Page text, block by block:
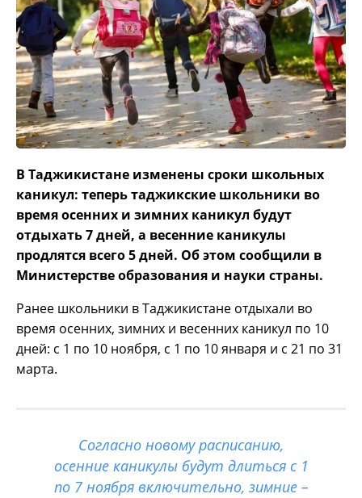
В Таджикистане изменены сроки школьных
каникул: теперь таджикские школьники во
время осенних и зимних каникул будут
отдыхать 7 дней, а весенние каникулы
продлятся всего 5 дней. Об этом сообщили в
Министерстве образования и науки страны.
Ранее школьники в Таджикистане отдыхали во
время осенних, зимних и весенних каникул по 10
дней: с 1 по 10 ноября, с 1 по 10 января и с 21 по 31
марта.
Согласно новому расписанию,
осенние каникулы будут длиться с 1
по 7 ноября включительно, зимние –